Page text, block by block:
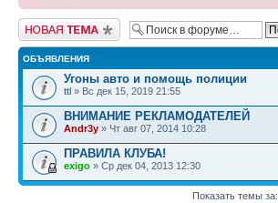
Новая тема
ОБЪЯВЛЕНИЯ
Угоны авто и помощь полиции
ttl » Вс дек 15, 2019 21:55
ВНИМАНИЕ РЕКЛАМОДАТЕЛЕЙ
Andr3y » Чт авг 07, 2014 10:28
ПРАВИЛА КЛУБА!
exigo » Ср дек 04, 2013 12:30
Показать темы за: